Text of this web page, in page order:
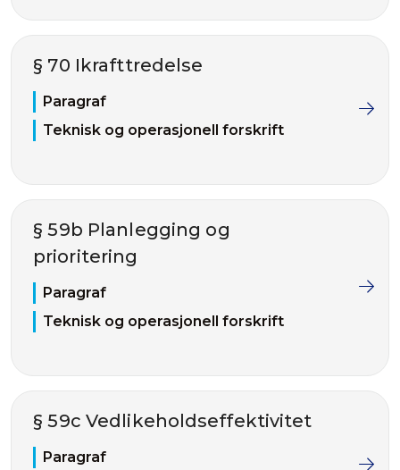
§ 70 Ikrafttredelse
Paragraf
Teknisk og operasjonell forskrift
§ 59b Planlegging og
prioritering
Paragraf
Teknisk og operasjonell forskrift
§ 59c Vedlikeholdseffektivitet
Paragraf